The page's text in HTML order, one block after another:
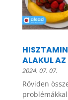
ALAKUL AZ
2024. 07. 07.
Röviden